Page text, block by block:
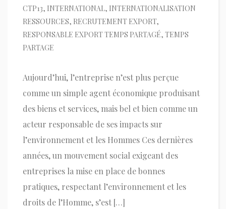
CTP13, INTERNATIONAL, INTERNATIONALISATION
RESSOURCES, RECRUTEMENT EXPORT,
RESPONSABLE EXPORT TEMPS PARTAGÉ, TEMPS
PARTAGE
Aujourd’hui, l’entreprise n’est plus perçue
comme un simple agent économique produisant
des biens et services, mais bel et bien comme un
acteur responsable de ses impacts sur
l’environnement et les Hommes Ces dernières
années, un mouvement social exigeant des
entreprises la mise en place de bonnes
pratiques, respectant l’environnement et les
droits de l’Homme, s’est […]